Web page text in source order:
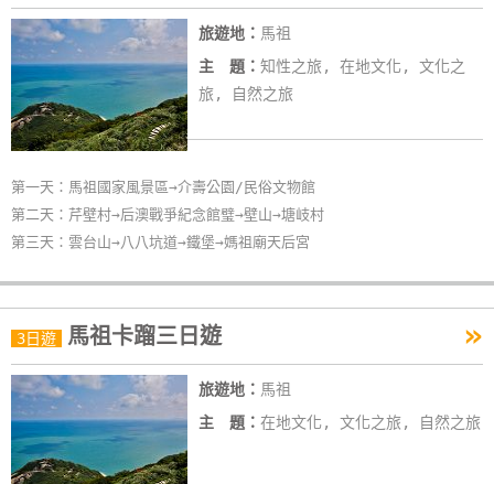
旅遊地： 馬祖
主 題： 知性之旅, 在地文化, 文化之
旅, 自然之旅
第一天：馬祖國家風景區→介壽公園/民俗文物館
第二天：芹壁村→后澳戰爭紀念館璧→壁山→塘岐村
第三天：雲台山→八八坑道→鐵堡→媽祖廟天后宮
3日遊 馬祖卡蹓三日遊 »
旅遊地： 馬祖
主 題： 在地文化, 文化之旅, 自然之旅